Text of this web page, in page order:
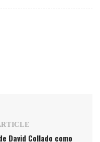
David Collado como